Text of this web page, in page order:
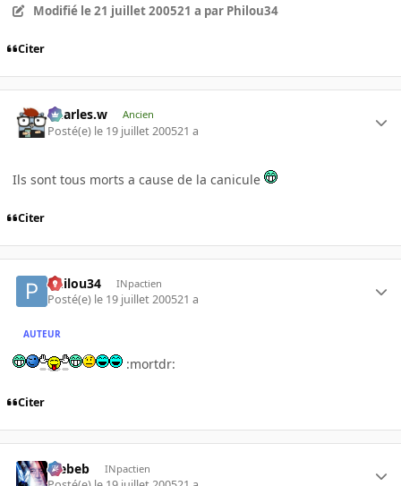
Modifié le 21 juillet 200521 a par Philou34
Citer
Charles.w Ancien
Posté(e) le 19 juillet 200521 a
Ils sont tous morts a cause de la canicule
Citer
Philou34 INpactien
Posté(e) le 19 juillet 200521 a
AUTEUR
:mortdr:
Citer
Trebeb INpactien